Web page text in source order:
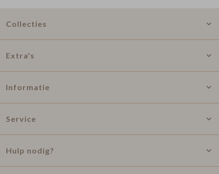
Collecties
Extra's
Informatie
Service
Hulp nodig?